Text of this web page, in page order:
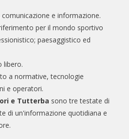
e informazione.
per il mondo sportivo
paesaggistico ed
libero.
a normative, tecnologie
e operatori.
e Tutterba sono tre testate di
di un'informazione quotidiana e